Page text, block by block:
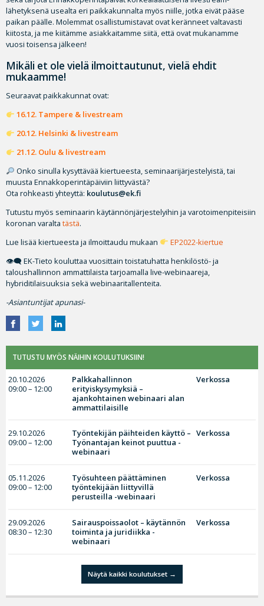
lähetyksenä usealta eri paikkakunnalta myös niille, jotka eivät pääse
paikan päälle. Molemmat osallistumistavat ovat keränneet valtavasti
kiitosta, ja me kiitämme asiakkaitamme siitä, että ovat mukanamme
vuosi toisensa jälkeen!
Mikäli et ole vielä ilmoittautunut, vielä ehdit
mukaamme!
Seuraavat paikkakunnat ovat:
16.12. Tampere & livestream
20.12. Helsinki & livestream
21.12. Oulu & livestream
Onko sinulla kysyttävää kiertueesta, seminaarijärjestelyistä, tai
muusta Ennakkoperintäpäiviin liittyvästä?
Ota rohkeasti yhteyttä: koulutus@ek.fi
Tutustu myös seminaarin käytännönjärjestelyihin ja varotoimenpiteisiin
koronan varalta tästä.
Lue lisää kiertueesta ja ilmoittaudu mukaan
EP2022-kiertue
👁‍🗨 EK-Tieto kouluttaa vuosittain toistatuhatta henkilöstö- ja
taloushallinnon ammattilaista tarjoamalla live-webinaareja,
hybriditilaisuuksia sekä webinaaritallenteita.
-Asiantuntijat apunasi-
TUTUSTU MYÖS NÄIHIN KOULUTUKSIIN!
20.10.2026
09:00 – 12:00
Palkkahallinnon
erityiskysymyksiä –
ajankohtainen webinaari alan
ammattilaisille
Verkossa
29.10.2026
09:00 – 12:00
Työntekijän päihteiden käyttö –
Työnantajan keinot puuttua -
webinaari
Verkossa
05.11.2026
09:00 – 12:00
Työsuhteen päättäminen
työntekijään liittyvillä
perusteilla -webinaari
Verkossa
29.09.2026
08:30 – 12:30
Sairauspoissaolot – käytännön
toiminta ja juridiikka -
webinaari
Verkossa
Näytä kaikki koulutukset